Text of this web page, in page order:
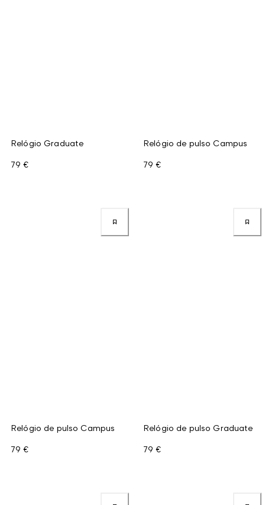
Relógio Graduate
79 €
Relógio de pulso Campus
79 €
Relógio de pulso Campus
79 €
Relógio de pulso Graduate
79 €